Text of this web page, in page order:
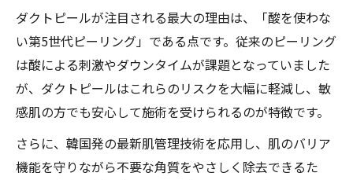
ダクトピール値段や費用感の比較ポイント
施術前後の注意点とダクトピールの特徴
導入店選びで確認すべきダクトピールの条
件
ダクトピールが注目される最大の理由は、「酸を使わな
い第5世代ピーリング」である点です。従来のピーリング
は酸による刺激やダウンタイムが課題となっていました
が、ダクトピールはこれらのリスクを大幅に軽減し、敏
感肌の方でも安心して施術を受けられるのが特徴です。
さらに、韓国発の最新肌管理技術を応用し、肌のバリア
機能を守りながら不要な角質をやさしく除去できるた